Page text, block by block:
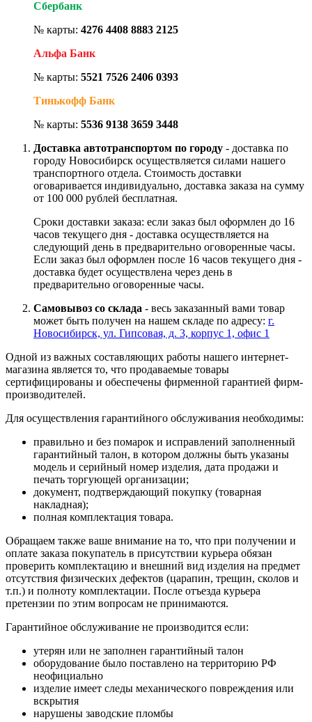
Сбербанк
№ карты: 4276 4408 8883 2125
Альфа Банк
№ карты: 5521 7526 2406 0393
Тинькофф Банк
№ карты: 5536 9138 3659 3448
Доставка автотранспортом по городу - доставка по
городу Новосибирск осуществляется силами нашего
транспортного отдела. Стоимость доставки
оговаривается индивидуально, доставка заказа на сумму
от 100 000 рублей бесплатная.
Сроки доставки заказа: если заказ был оформлен до 16
часов текущего дня - доставка осуществляется на
следующий день в предварительно оговоренные часы.
Если заказ был оформлен после 16 часов текущего дня -
доставка будет осуществлена через день в
предварительно оговоренные часы.
Самовывоз со склада - весь заказанный вами товар
может быть получен на нашем складе по адресу: г.
Новосибирск, ул. Гипсовая, д. 3, корпус 1, офис 1
Одной из важных составляющих работы нашего интернет-
магазина является то, что продаваемые товары
сертифицированы и обеспечены фирменной гарантией фирм-
производителей.
Для осуществления гарантийного обслуживания необходимы:
правильно и без помарок и исправлений заполненный
гарантийный талон, в котором должны быть указаны
модель и серийный номер изделия, дата продажи и
печать торгующей организации;
документ, подтверждающий покупку (товарная
накладная);
полная комплектация товара.
Обращаем также ваше внимание на то, что при получении и
оплате заказа покупатель в присутствии курьера обязан
проверить комплектацию и внешний вид изделия на предмет
отсутствия физических дефектов (царапин, трещин, сколов и
т.п.) и полноту комплектации. После отъезда курьера
претензии по этим вопросам не принимаются.
Гарантийное обслуживание не производится если:
утерян или не заполнен гарантийный талон
оборудование было поставлено на территорию РФ
неофициально
изделие имеет следы механического повреждения или
вскрытия
нарушены заводские пломбы